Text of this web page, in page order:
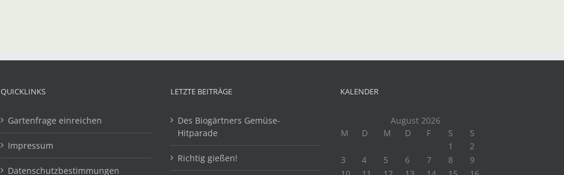
QUICKLINKS
Gartenfrage einreichen
Impressum
Datenschutzbestimmungen
LETZTE BEITRÄGE
Des Biogärtners Gemüse-
Hitparade
Richtig gießen!
KALENDER
August 2026
M
D M D F S
S
1
2
3
4 5 6 7 8
9